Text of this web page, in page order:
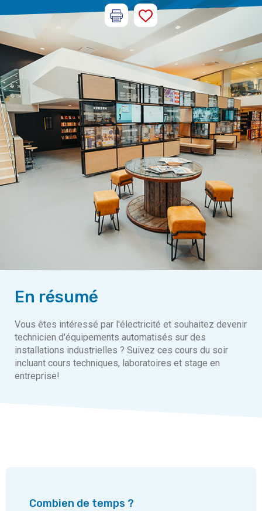
En résumé
Vous êtes intéressé par l'électricité et souhaitez devenir
technicien d'équipements automatisés sur des
installations industrielles ? Suivez ces cours du soir
incluant cours techniques, laboratoires et stage en
entreprise!
Combien de temps ?